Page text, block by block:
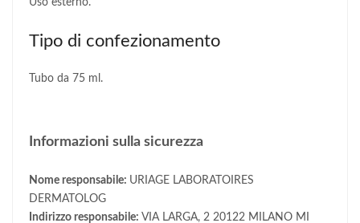
Uso esterno.
Tipo di confezionamento
Tubo da 75 ml.
Informazioni sulla sicurezza
Nome responsabile: URIAGE LABORATOIRES
DERMATOLOG
Indirizzo responsabile: VIA LARGA, 2 20122 MILANO MI